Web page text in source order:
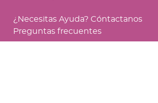
¿Necesitas Ayuda? Cóntactanos
Preguntas frecuentes